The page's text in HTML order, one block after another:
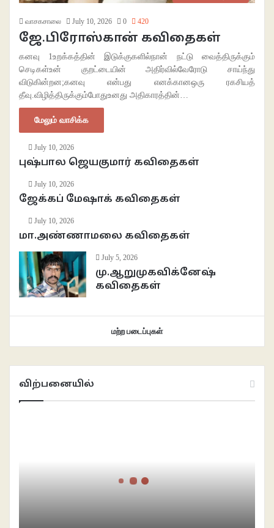
வாசகசாலை July 10, 2026 0 420
ஜே.பிரோஸ்கான் கவிதைகள்
கனவு 1உறக்கத்தின் இடுக்குகளில்நான் நட்டு வைத்திருக்கும்
செடிகள்உன் குறட்டையின் அதிர்வில்வேரோடு சாய்ந்து
விடுகின்றன;கனவு என்பது எனக்கானஒரு ரகசியத்
தீவு.விழித்திருக்கும்போதுஉனது அதிகாரத்தின்…
மேலும் வாசிக்க
July 10, 2026
புஷ்பால ஜெயகுமார் கவிதைகள்
July 10, 2026
ஜேக்கப் மேஷாக் கவிதைகள்
July 10, 2026
மா.அண்ணாமலை கவிதைகள்
July 5, 2026
மு.ஆறுமுகவிக்னேஷ்
கவிதைகள்
மற்ற படைப்புகள்
விற்பனையில்